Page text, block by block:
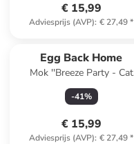
€ 15,99
Adviesprijs (AVP): € 27,49*
Egg Back Home
Mok ''Breeze Party - Cat
Mom'' lichtblauw - 450 ml
-41%
€ 15,99
Adviesprijs (AVP): € 27,49*